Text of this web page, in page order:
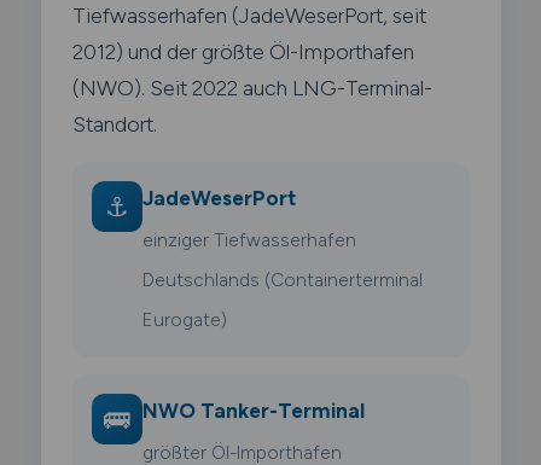
Tiefwasserhafen (JadeWeserPort, seit
2012) und der größte Öl-Importhafen
(NWO). Seit 2022 auch LNG-Terminal-
Standort.
⚓ JadeWeserPort
einziger Tiefwasserhafen
Deutschlands (Containerterminal
Eurogate)
🚌 NWO Tanker-Terminal
größter Öl-Importhafen